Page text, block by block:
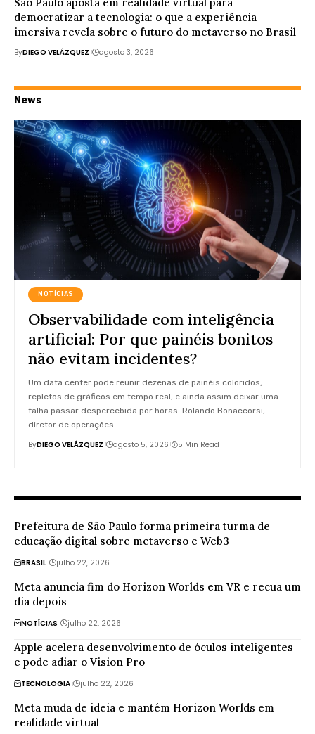
democratizar a tecnologia: o que a experiência
imersiva revela sobre o futuro do metaverso no Brasil
ByDIEGO VELÁZQUEZ agosto 3, 2026
News
NOTÍCIAS
Observabilidade com inteligência
artificial: Por que painéis bonitos
não evitam incidentes?
Um data center pode reunir dezenas de painéis coloridos,
repletos de gráficos em tempo real, e ainda assim deixar uma
falha passar despercebida por horas. Rolando Bonaccorsi,
diretor de operações…
ByDIEGO VELÁZQUEZ agosto 5, 2026 5 Min Read
Prefeitura de São Paulo forma primeira turma de
educação digital sobre metaverso e Web3
BRASIL julho 22, 2026
Meta anuncia fim do Horizon Worlds em VR e recua um
dia depois
NOTÍCIAS julho 22, 2026
Apple acelera desenvolvimento de óculos inteligentes
e pode adiar o Vision Pro
TECNOLOGIA julho 22, 2026
Meta muda de ideia e mantém Horizon Worlds em
realidade virtual